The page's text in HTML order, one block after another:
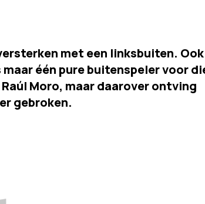
met een linksbuiten. Ook
één pure buitenspeler voor
Moro, maar daarover ontving
gebroken.